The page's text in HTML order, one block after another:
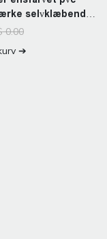
selvklæbende
0.00
➔